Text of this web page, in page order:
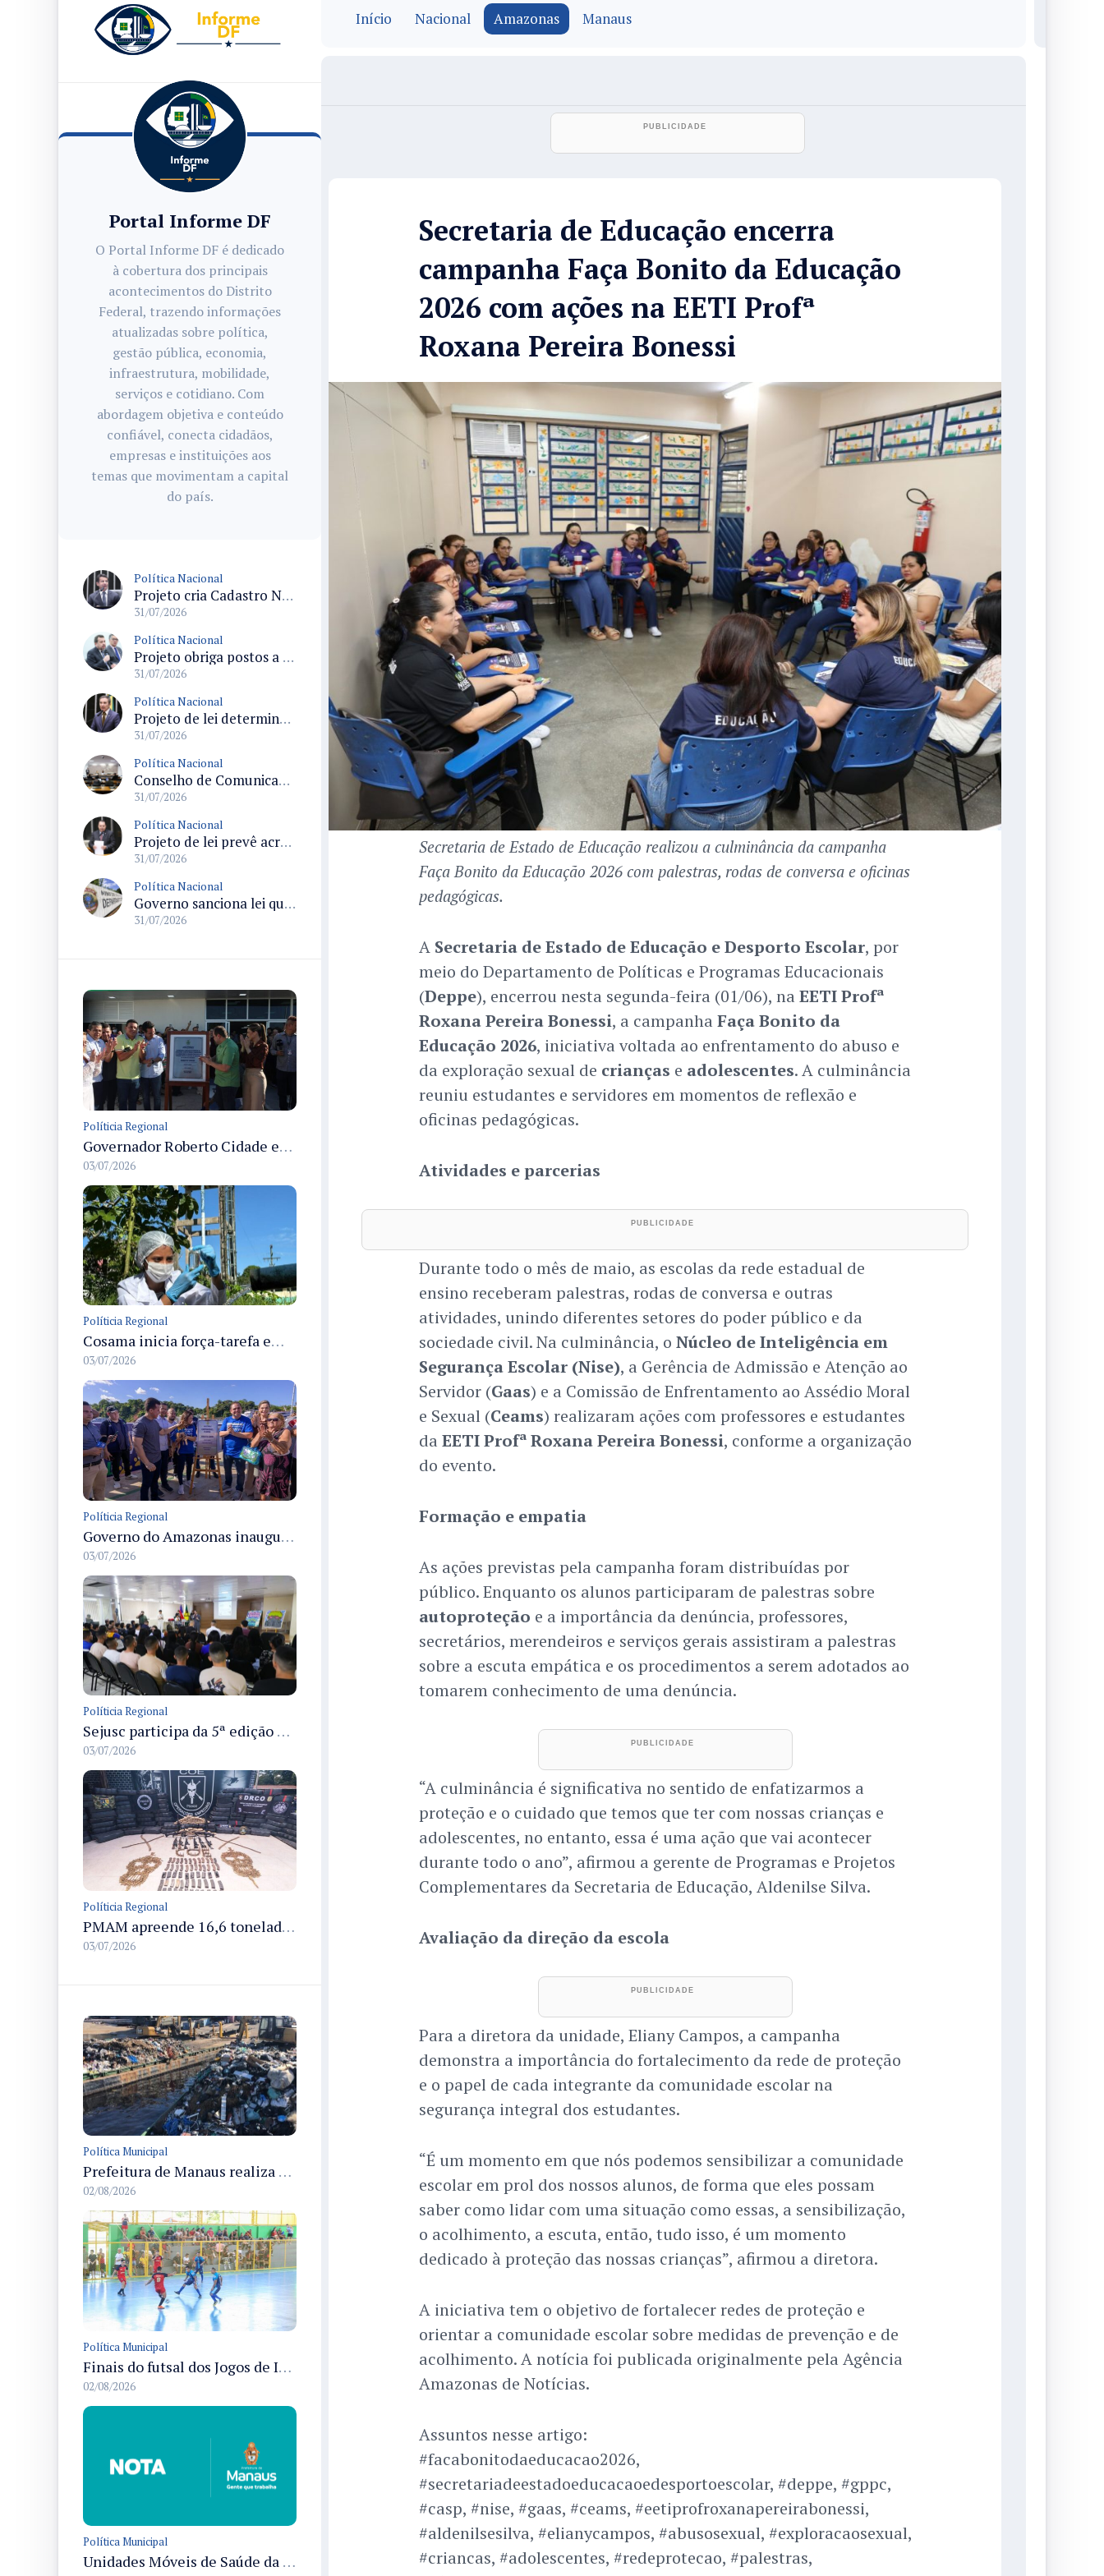
Portal Informe DF
O Portal Informe DF é dedicado
à cobertura dos principais
acontecimentos do Distrito
Federal, trazendo informações
atualizadas sobre política,
gestão pública, economia,
infraestrutura, mobilidade,
serviços e cotidiano. Com
abordagem objetiva e conteúdo
confiável, conecta cidadãos,
empresas e instituições aos
temas que movimentam a capital
do país.
Política Nacional
Projeto cria Cadastro Nacional de Doenças Raras e regras para dispensação de medicamentos pelo SUS
31/07/2026
Política Nacional
Projeto obriga postos a detalhar a composição do preço dos combustíveis em documentos fiscais
31/07/2026
Política Nacional
Projeto de lei determina prioridade na investigação de crimes sexuais contra crianças e adolescentes com prazos máximos
31/07/2026
Política Nacional
Conselho de Comunicação Social realiza duas reuniões no Senado sobre marco legal da inteligência artificial e regulação de plataformas digitais
31/07/2026
Política Nacional
Projeto de lei prevê acréscimo de 10% na Bolsa-Atleta para quem comprovar matrícula e frequência escolar
31/07/2026
Política Nacional
Governo sanciona lei que destina parte da arrecadação de bets ao Funapol e amplia uso para saúde na Polícia Federal
31/07/2026
Políticia Regional
Governador Roberto Cidade entrega readequação do ambulatório da FCecon e amplia capacidade de atendimento oncológico em Manaus
03/07/2026
Políticia Regional
Cosama inicia força-tarefa em Anamã para fortalecer abastecimento de água e segurança hídrica da população
03/07/2026
Políticia Regional
Governo do Amazonas inaugura primeiro Castramóvel Fluvial para atendimento veterinário às comunidades ribeirinhas e castração gratuita
03/07/2026
Políticia Regional
Sejusc participa da 5ª edição do Caminhos Literários com foco na cultura hip-hop nas unidades socioeducativas
03/07/2026
Políticia Regional
PMAM apreende 16,6 toneladas de entorpecentes e registra aumento nas prisões em flagrante e nas capturas de foragidos no primeiro semestre de 2026
03/07/2026
Política Municipal
Prefeitura de Manaus realiza transbordo de resíduos na limpeza da orla do rio Negro e comunidades rurais
02/08/2026
Política Municipal
Finais do futsal dos Jogos de Integração dos Servidores da Semed ocorrem em Manaus e definem quatro campeões
02/08/2026
Política Municipal
Unidades Móveis de Saúde da Mulher de Manaus terão quatro endereços novos a partir de 3/8
Início Nacional Amazonas Manaus
Secretaria de Educação encerra
campanha Faça Bonito da Educação
2026 com ações na EETI Profª
Roxana Pereira Bonessi
Secretaria de Estado de Educação realizou a culminância da campanha
Faça Bonito da Educação 2026 com palestras, rodas de conversa e oficinas
pedagógicas.
A Secretaria de Estado de Educação e Desporto Escolar, por
meio do Departamento de Políticas e Programas Educacionais
(Deppe), encerrou nesta segunda-feira (01/06), na EETI Profª
Roxana Pereira Bonessi, a campanha Faça Bonito da
Educação 2026, iniciativa voltada ao enfrentamento do abuso e
da exploração sexual de crianças e adolescentes. A culminância
reuniu estudantes e servidores em momentos de reflexão e
oficinas pedagógicas.
Atividades e parcerias
Durante todo o mês de maio, as escolas da rede estadual de
ensino receberam palestras, rodas de conversa e outras
atividades, unindo diferentes setores do poder público e da
sociedade civil. Na culminância, o Núcleo de Inteligência em
Segurança Escolar (Nise), a Gerência de Admissão e Atenção ao
Servidor (Gaas) e a Comissão de Enfrentamento ao Assédio Moral
e Sexual (Ceams) realizaram ações com professores e estudantes
da EETI Profª Roxana Pereira Bonessi, conforme a organização
do evento.
Formação e empatia
As ações previstas pela campanha foram distribuídas por
público. Enquanto os alunos participaram de palestras sobre
autoproteção e a importância da denúncia, professores,
secretários, merendeiros e serviços gerais assistiram a palestras
sobre a escuta empática e os procedimentos a serem adotados ao
tomarem conhecimento de uma denúncia.
“A culminância é significativa no sentido de enfatizarmos a
proteção e o cuidado que temos que ter com nossas crianças e
adolescentes, no entanto, essa é uma ação que vai acontecer
durante todo o ano”, afirmou a gerente de Programas e Projetos
Complementares da Secretaria de Educação, Aldenilse Silva.
Avaliação da direção da escola
Para a diretora da unidade, Eliany Campos, a campanha
demonstra a importância do fortalecimento da rede de proteção
e o papel de cada integrante da comunidade escolar na
segurança integral dos estudantes.
“É um momento em que nós podemos sensibilizar a comunidade
escolar em prol dos nossos alunos, de forma que eles possam
saber como lidar com uma situação como essas, a sensibilização,
o acolhimento, a escuta, então, tudo isso, é um momento
dedicado à proteção das nossas crianças”, afirmou a diretora.
A iniciativa tem o objetivo de fortalecer redes de proteção e
orientar a comunidade escolar sobre medidas de prevenção e de
acolhimento. A notícia foi publicada originalmente pela Agência
Amazonas de Notícias.
Assuntos nesse artigo:
#facabonitodaeducacao2026,
#secretariadeestadoeducacaoedesportoescolar, #deppe, #gppc,
#casp, #nise, #gaas, #ceams, #eetiprofroxanapereirabonessi,
#aldenilsesilva, #elianycampos, #abusosexual, #exploracaosexual,
#criancas, #adolescentes, #redeprotecao, #palestras,